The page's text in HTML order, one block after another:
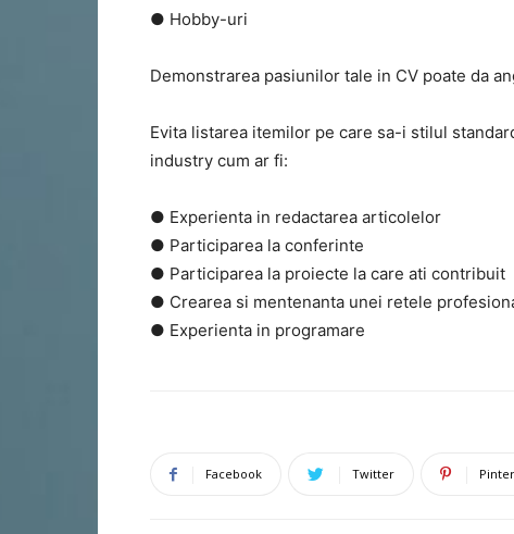
● Hobby-uri
Demonstrarea pasiunilor tale in CV poate da
Evita listarea itemilor pe care sa-i stilul
industry cum ar fi:
● Experienta in redactarea articolelor
● Participarea la conferinte
● Participarea la proiecte la care ati contribuit
● Crearea si mentenanta unei retele
● Experienta in programare
Facebook Twitter